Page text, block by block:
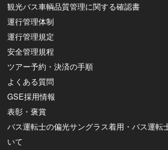
観光バス車輌品質管理に関する確認書
運行管理体制
運行管理規定
安全管理規程
ツアー予約・決済の手順
よくある質問
GSE採用情報
表彰・褒賞
バス運転士の偏光サングラス着用・バス運転
いて